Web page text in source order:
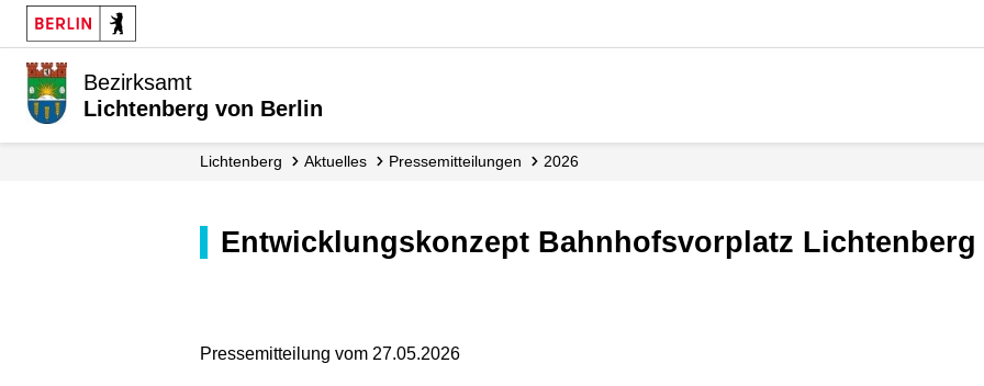
Bezirksamt
Lichtenberg von Berlin
Lichtenberg Aktuelles Presse­mitteilungen 2026
Entwicklungskonzept Bahnhofsvorplatz
Pressemitteilung vom 27.05.2026